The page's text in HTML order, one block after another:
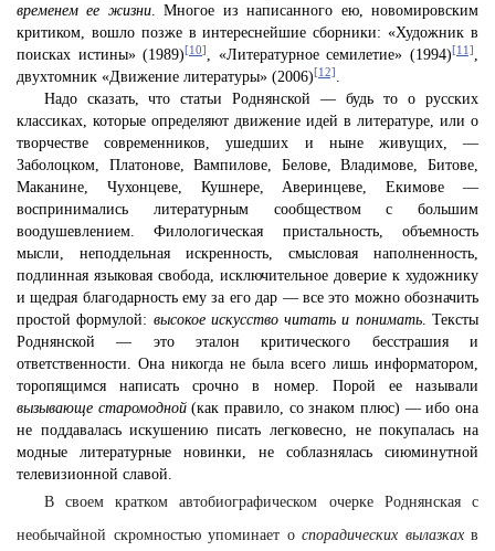
временем ее жизни. Многое из написанного ею, новомировским
критиком, вошло позже в интереснейшие сборники: «Художник в
поисках истины» (1989)[10] , «Литературное семилетие» (1994)[11] ,
двухтомник «Движение литературы» (2006)[12] .
Надо сказать, что статьи Роднянской — будь то о русских
классиках, которые определяют движение идей в литературе, или о
творчестве современников, ушедших и ныне живущих, —
Заболоцком, Платонове, Вампилове, Белове, Владимове, Битове,
Маканине, Чухонцеве, Кушнере, Аверинцеве, Екимове —
воспринимались литературным сообществом с большим
воодушевлением. Филологическая пристальность, объемность
мысли, неподдельная искренность, смысловая наполненность,
подлинная языковая свобода, исключительное доверие к художнику
и щедрая благодарность ему за его дар — все это можно обозначить
простой формулой: высокое искусство читать и понимать. Тексты
Роднянской — это эталон критического бесстрашия и
ответственности. Она никогда не была всего лишь информатором,
торопящимся написать срочно в номер. Порой ее называли
вызывающе старомодной(как правило, со знаком плюс) — ибо она
не поддавалась искушению писать легковесно, не покупалась на
модные литературные новинки, не соблазнялась сиюминутной
телевизионной славой.
В своем кратком автобиографическом очерке Роднянская с
необычайной скромностью упоминает о спорадических вылазкахв